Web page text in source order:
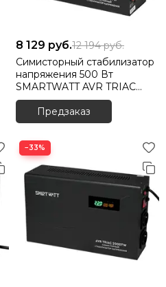
8 129 руб.12 194руб.
Симисторный стабилизатор
напряжения 500 Вт
SMARTWATT AVR TRIAC
500TW
Предзаказ
−33%